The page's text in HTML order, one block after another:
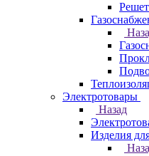
Электротовары
Назад
Изделия